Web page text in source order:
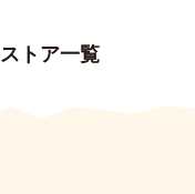
ストア一覧